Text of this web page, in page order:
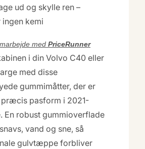
ud og skylle ren –
kemi
med PriceRunner
i din Volvo C40 eller
med disse
gummimåtter, der er
pasform i 2021-
En robust gummioverflade
vand og sne, så
gulvtæppe forbliver